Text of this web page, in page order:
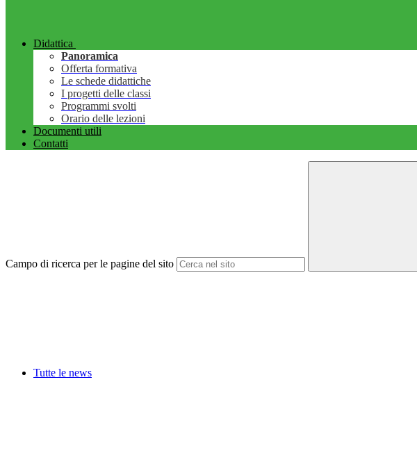
Didattica
Panoramica
Offerta formativa
Le schede didattiche
I progetti delle classi
Programmi svolti
Orario delle lezioni
Documenti utili
Contatti
Campo di ricerca per le pagine del sito
Tutte le news